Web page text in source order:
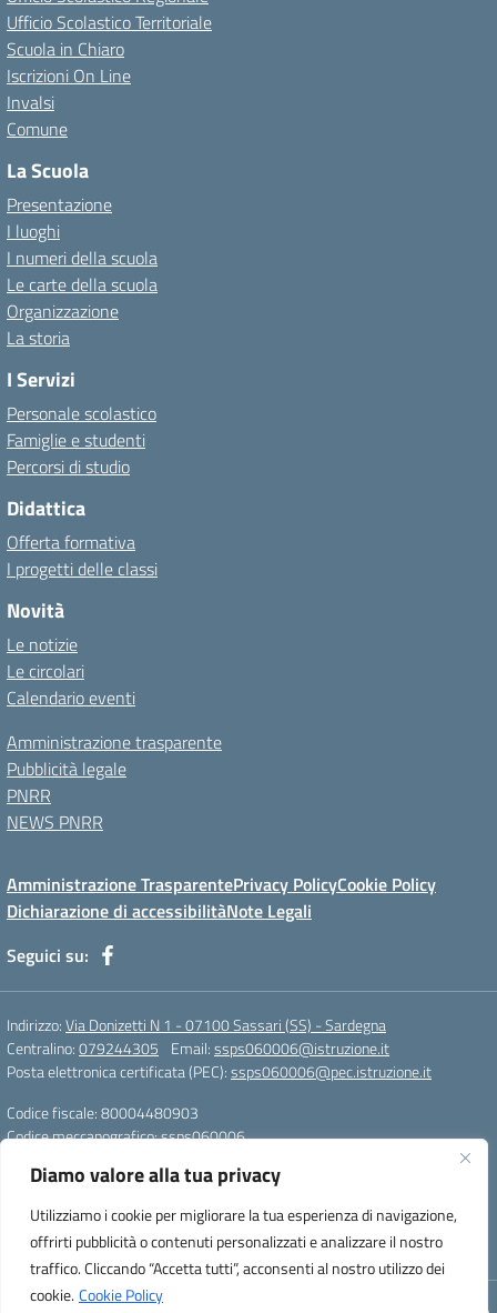
Diamo valore alla tua privacy
Utilizziamo i cookie per migliorare la tua esperienza di navigazione,
offrirti pubblicità o contenuti personalizzati e analizzare il nostro
traffico. Cliccando “Accetta tutti”, acconsenti al nostro utilizzo dei
cookie. Cookie Policy
Ufficio Scolastico Territoriale
Scuola in Chiaro
Iscrizioni On Line
Invalsi
Comune
La Scuola
Presentazione
I luoghi
I numeri della scuola
Le carte della scuola
Organizzazione
La storia
I Servizi
Personale scolastico
Famiglie e studenti
Percorsi di studio
Didattica
Offerta formativa
I progetti delle classi
Novità
Le notizie
Le circolari
Calendario eventi
Amministrazione trasparente
Pubblicità legale
PNRR
NEWS PNRR
Amministrazione TrasparentePrivacy PolicyCookie Policy
Dichiarazione di accessibilitàNote Legali
Seguici su:
Indirizzo:Via Donizetti N 1 - 07100 Sassari (SS) - Sardegna
Centralino:079244305 Email:ssps060006@istruzione.it
Posta elettronica certificata (PEC):ssps060006@pec.istruzione.it
Codice fiscale: 80004480903
Codice meccanografico:ssps060006
Codice unico di fatturazione (CUF): UFZDAC
TU - 522 - 0316743 LS G. MARCONI SS IBAN
IT72S0101517208000070058412